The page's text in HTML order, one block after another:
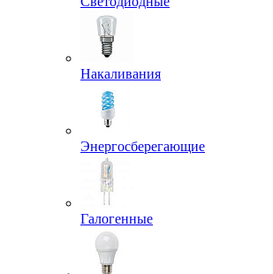
Накаливания
Энергосберегающие
Галогенные